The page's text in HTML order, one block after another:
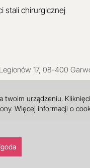
stali chirurgicznej
17, 08-400
twoim urządzeniu.
Więcej informacji o